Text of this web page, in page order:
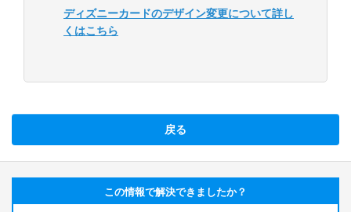
ディズニーカードのデザイン変更について詳し
くはこちら
戻る
この情報で解決できましたか？